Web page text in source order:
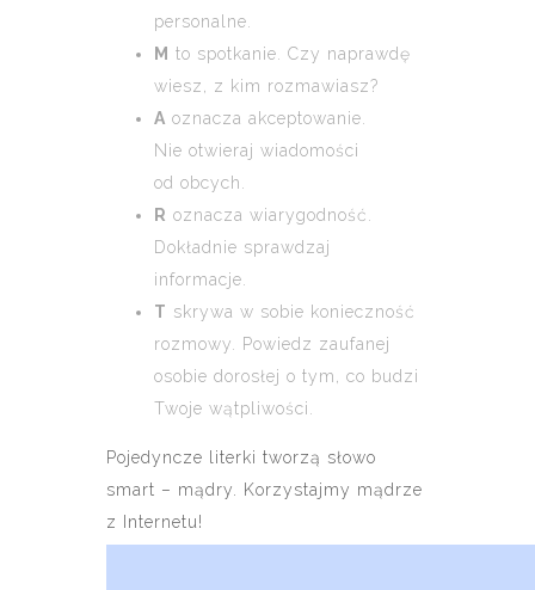
personalne.
M to spotkanie. Czy naprawdę
wiesz, z kim rozmawiasz?
A oznacza akceptowanie.
Nie otwieraj wiadomości
od obcych.
R oznacza wiarygodność.
Dokładnie sprawdzaj
informacje.
T skrywa w sobie konieczność
rozmowy. Powiedz zaufanej
osobie dorosłej o tym, co budzi
Twoje wątpliwości.
Pojedyncze literki tworzą słowo
smart – mądry. Korzystajmy mądrze
z Internetu!